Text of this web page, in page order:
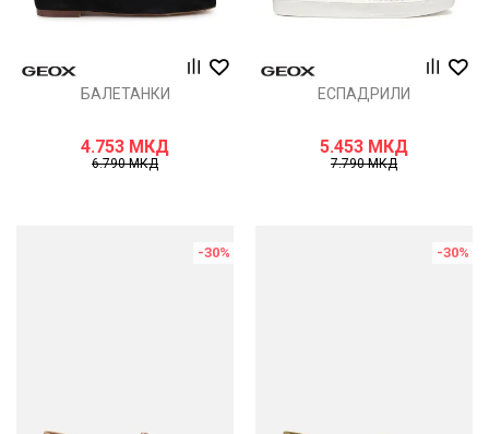
БАЛЕТАНКИ
4.753 МКД
6.790МКД
ЕСПАДРИЛИ
5.453 МКД
7.790МКД
-30% -30%